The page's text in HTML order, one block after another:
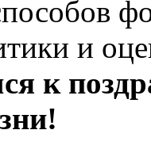
и
к